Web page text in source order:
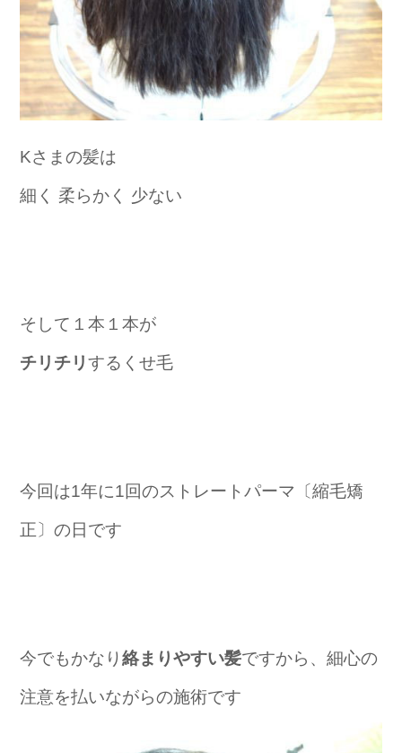
Kさまの髪は
細く 柔らかく 少ない
そして１本１本が
チリチリするくせ毛
今回は1年に1回のストレートパーマ〔縮毛矯
正〕の日です
今でもかなり絡まりやすい髪ですから、細心の
注意を払いながらの施術です